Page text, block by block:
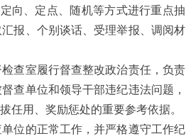
向、定点、随机等方式进行重点抽
报、个别谈话、受理举报、调阅材
查室履行督查整改政治责任，负责
查单位和领导干部违纪违法问题，
任用、奖励惩处的重要参考依据。
位的正常工作，并严格遵守工作纪